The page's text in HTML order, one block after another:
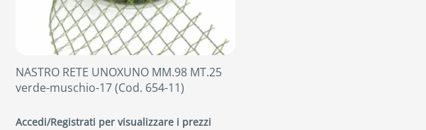
NASTRO RETE UNOXUNO MM.98 MT.25
verde-muschio-17 (Cod. 654-11)
Accedi/Registrati per visualizzare i prezzi